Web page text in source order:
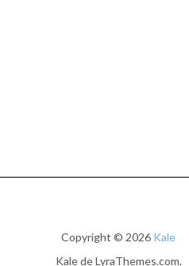
Copyright © 2026 Kale
Kalede LyraThemes.com.